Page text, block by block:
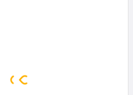
eksik çevirilerini yazar
bu özgün çalışmasını,